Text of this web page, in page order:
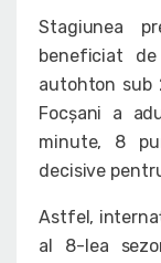
Stagiunea
beneficiat
autohton sub
Focșani a
minute, 8
decisive
Astfel,
al 8-lea